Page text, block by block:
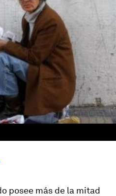
posee más de la mitad